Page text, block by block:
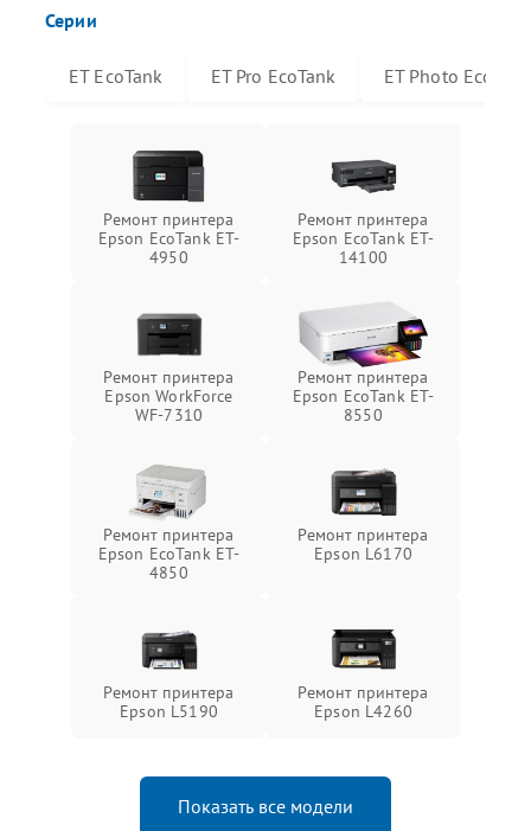
Серии
ET EcoTank ET Pro EcoTank ET Photo
Ремонт принтера
Epson EcoTank ET-
4950
Ремонт принтера
Epson EcoTank ET-
14100
Ремонт принтера
Epson WorkForce
WF-7310
Ремонт принтера
Epson EcoTank ET-
8550
Ремонт принтера
Epson EcoTank ET-
4850
Ремонт принтера
Epson L6170
Ремонт принтера
Epson L5190
Ремонт принтера
Epson L4260
Показать все модели